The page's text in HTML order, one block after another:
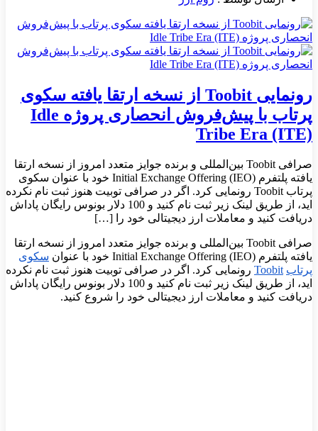
رونمایی Toobit از نسخه ارتقا یافته سکوی
پرتاب با پیش‌فروش انحصاری پروژه Idle
Tribe Era (ITE)
صرافی Toobit بین‌المللی و برنده جوایز متعدد امروز از نسخه ارتقا
یافته پلتفرم Initial Exchange Offering (IEO) خود با عنوان سکوی
پرتاب Toobit رونمایی کرد. اگر در صرافی توبیت هنوز ثبت نام نکرده
اید، از طریق لینک زیر ثبت نام کنید و 100 دلار بونوس رایگان پاداش
دریافت کنید و معاملات ارز دیجیتالی خود را […]
صرافی Toobit بین‌المللی و برنده جوایز متعدد امروز از نسخه ارتقا
یافته پلتفرم Initial Exchange Offering (IEO) خود با عنوان
سکوی
پرتاب Toobit رونمایی کرد. اگر در صرافی توبیت هنوز ثبت نام نکرده
اید، از طریق لینک زیر ثبت نام کنید و 100 دلار بونوس رایگان پاداش
دریافت کنید و معاملات ارز دیجیتالی خود را شروع کنید.